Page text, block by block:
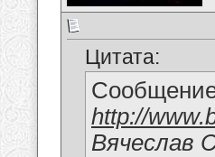
Цитата:
http://
Вячеслав